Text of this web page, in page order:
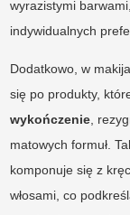
wyrazistymi
indywidualnych
Dodatkowo, w
się po produkty,
wykończenie ,
matowych formuł.
komponuje się z
włosami, co